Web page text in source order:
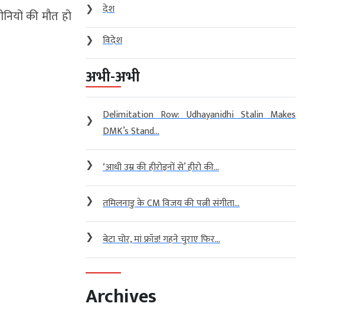
की मौत हो
❯
देश
❯
विदेश
अभी-अभी
❯
Delimitation Row: Udhayanidhi Stalin Makes
DMK’s Stand...
❯ ‘आधी उम्र की हीरोइनों से’ हीरो की...
❯ तमिलनाडु के CM विजय की पत्नी संगीता...
❯ बेटा चोर, मां फ्रॉड! गहने चुराए फिर...
Archives